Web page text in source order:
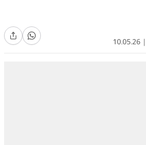
|
10.05.26